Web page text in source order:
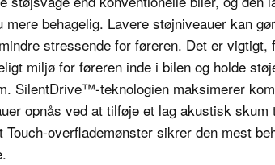
mere behagelig. Lavere støjniveauer kan
stressende for føreren. Det er vigtigt,
miljø for føreren inde i bilen og holde
SilentDrive™-teknologien maksimerer
opnås ved at tilføje et lag akustisk
Touch-overflademønster sikrer den mest